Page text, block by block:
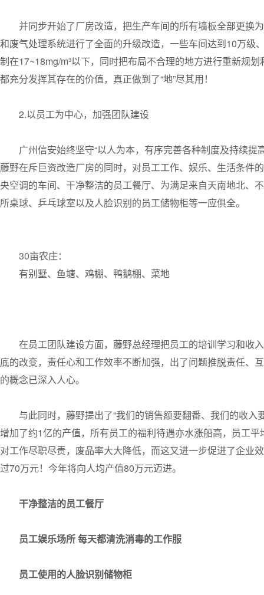
并同步开始了厂房改造，把生产车间的所有墙板全部更换
和废气处理系统进行了全面的升级改造，一些车间达到10万级
制在17~18mg/m³以下，同时把布局不合理的地方进行重新规
都充分发挥其存在的价值，真正做到了“地”尽其用！
2.以员工为中心，加强团队建设
广州信安始终坚守“以人为本，有序完善各种制度及持续
藤野在斥巨资改造厂房的同时，对员工工作、娱乐、生活条件
央空调的车间、干净整洁的员工餐厅、为满足来自天南地北、
所桌球、乒乓球室以及人脸识别的员工储物柜等一应俱全。
30亩农庄：
有别墅、鱼塘、鸡棚、鸭鹅棚、菜地
在员工团队建设方面，藤野总经理把员工的培训学习和收
底的改变，责任心和工作效率不断加强，出了问题推脱责任、
的概念已深入人心。
与此同时，藤野提出了“我们的销售额要翻番、我们的收
增加了约1亿的产值，所有员工的福利待遇亦水涨船高，员工
对工作尽职尽责，废品率大大降低，而这又进一步促进了企业
过70万元！今年将向人均产值80万元迈进。
干净整洁的员工餐厅
员工娱乐场所 每天都清洗消毒的工作服
员工使用的人脸识别储物柜